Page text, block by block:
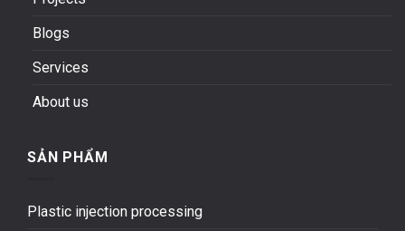
Blogs
Services
About us
SẢN PHẨM
Plastic injection processing